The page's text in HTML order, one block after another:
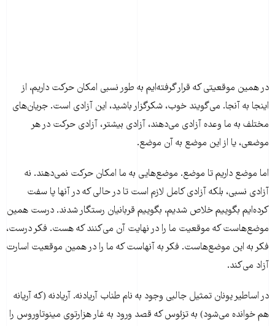
در همین موقعیتی که قرار گرفته‌ایم به طور نسبی امکان حرکت داریم، از
اینجا به آنجا. می‌گویند خوب، شکرگزار باشید، این آزادی است. جریان‌های
مختلف به ما وعده آزادی می‌دهند، آزادی بیشتر، آزادی حرکت در هر
موضعی، یا از این موضع به آن موضع.
اما موضع داریم تا موضع. موضع‌هایی به ما امکان حرکت نمی‌دهند. نه
آزادی نسبی، بلکه آزادی کامل لازم است تا در حالی که در آنها پا سفت
کرده‌ایم بگوییم خلاص شدیم، بگوییم قربانیان رستگار شدند. درست همین
موضع‌هاست که موقعیت ما را در نهایت آن می‌کنند که هست. فکر درست،
فکر به این موضع‌هاست. فکر به آنهاست که ما را در همین موقعیت اسارت
آزاد می‌کند.
در اساطیر یونان تمثیل جالبی وجود به نام طناب آریادنه. آریادنه (که آریانه
هم خوانده می‌شود) به تزئوس که قصد ورود به غار هزارتوی مینوتاوروس را